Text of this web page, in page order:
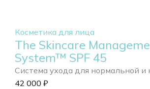
Косметика для лица
The Skincare
System™ SPF 45
Система ухода для нормальной и
42 000 ₽